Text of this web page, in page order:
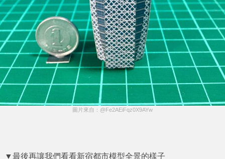
圖片來自：@Fe2AEiFqz0X9AYw
▼最後再讓我們看看新宿都市模型全景的樣子